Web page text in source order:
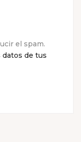
el spam.
de tus